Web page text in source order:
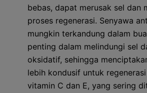
bebas, dapat merusak sel dan
proses regenerasi. Senyawa
mungkin terkandung dalam
penting dalam melindungi sel
oksidatif, sehingga
lebih kondusif untuk
vitamin C dan E, yang sering